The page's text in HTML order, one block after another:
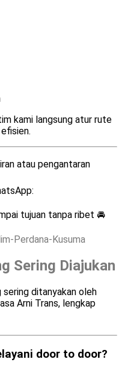
kami langsung atur rute
atau pengantaran
tujuan tanpa ribet 🚘
Sering Diajukan
ditanyakan oleh
Arni Trans, lengkap
door to door?